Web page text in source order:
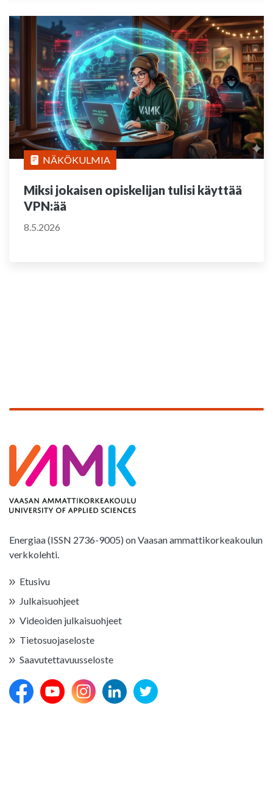
NÄKÖKULMIA
Miksi jokaisen opiskelijan tulisi käyttää
VPN:ää
8.5.2026
Energiaa (ISSN 2736-9005) on Vaasan ammattikorkeakoulun
verkkolehti.
Etusivu
Julkaisuohjeet
Videoiden julkaisuohjeet
Tietosuojaseloste
Saavutettavuusseloste